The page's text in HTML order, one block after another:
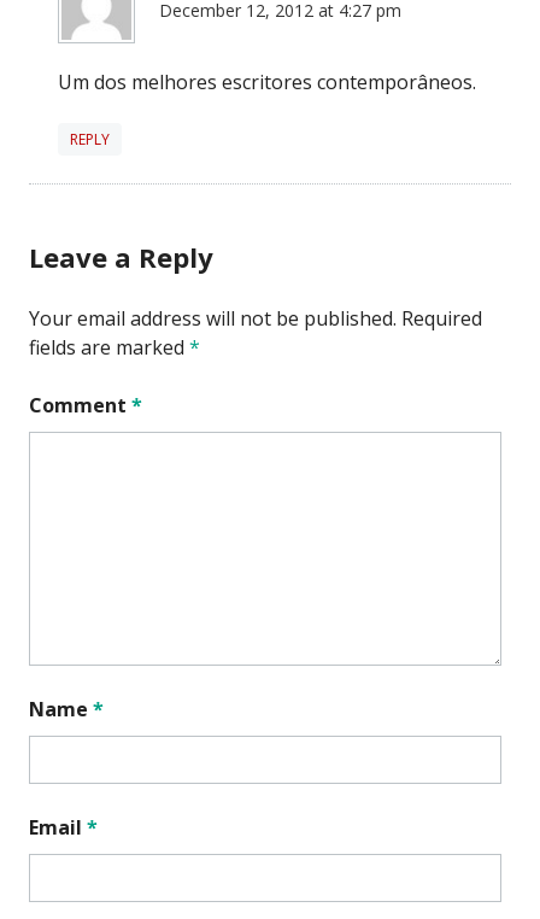
December 12, 2012 at 4:27 pm
Um dos melhores escritores contemporâneos.
REPLY
Leave a Reply
Your email address will not be published. Required
fields are marked *
Comment *
Name *
Email *